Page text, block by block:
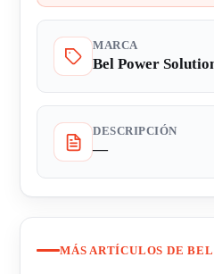
MARCA
Bel Power
DESCRIPCIÓN
—
MÁS ARTÍCULOS DE